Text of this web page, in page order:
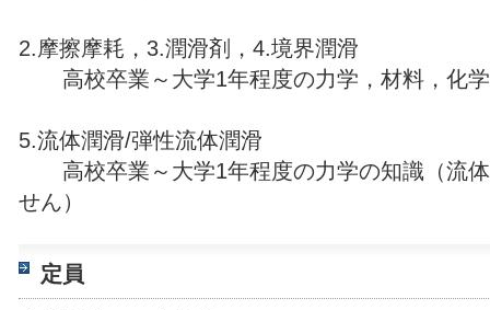
2.摩擦摩耗，3.潤滑剤，4.境界潤滑
高校卒業～大学1年程度の力学，材料，化
5.流体潤滑/弾性流体潤滑
高校卒業～大学1年程度の力学の知識（流体
せん）
定員